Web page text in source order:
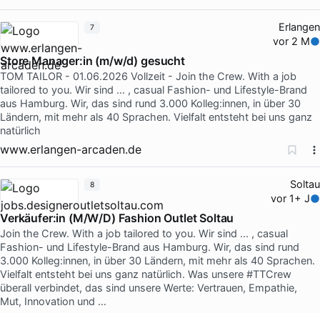
Erlangen
vor 2 M
Store Manager:in (m/w/d) gesucht
TOM TAILOR - 01.06.2026 Vollzeit - Join the Crew. With a job
tailored to you. Wir sind ... , casual Fashion- und Lifestyle-Brand
aus Hamburg. Wir, das sind rund 3.000 Kolleg:innen, in über 30
Ländern, mit mehr als 40 Sprachen. Vielfalt entsteht bei uns ganz
natürlich
www.erlangen-arcaden.de
7
Soltau
vor 1+ J
Verkäufer:in (M/W/D) Fashion Outlet Soltau
Join the Crew. With a job tailored to you. Wir sind ... , casual
Fashion- und Lifestyle-Brand aus Hamburg. Wir, das sind rund
3.000 Kolleg:innen, in über 30 Ländern, mit mehr als 40 Sprachen.
Vielfalt entsteht bei uns ganz natürlich. Was unsere #TTCrew
überall verbindet, das sind unsere Werte: Vertrauen, Empathie,
Mut, Innovation und …
8